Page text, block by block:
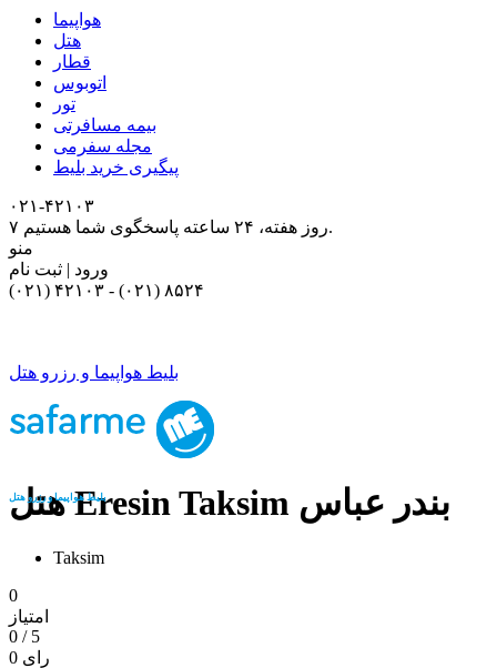
هواپیما
هتل
قطار
اتوبوس
تور
بیمه مسافرتی
مجله سفرمی
پیگیری خرید بلیط
۰۲۱-۴٢١٠٣
۷ روز هفته، ۲۴ ساعته پاسخگوی شما هستیم.
منو
ورود | ثبت نام
- (۰۲۱) ۸۵۲۴
بلیط هواپیما و رزرو هتل
بلیط هواپیما و رزرو هتل هتل Eresin Taksim بندر عباس
Taksim
0
امتیاز
0 / 5
0 رای